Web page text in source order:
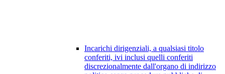
Incarichi dirigenziali, a qualsiasi titolo
conferiti, ivi inclusi quelli conferiti
discrezionalmente dall'organo di indirizzo